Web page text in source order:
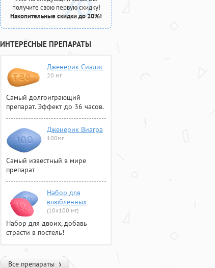
получите свою первую скидку!
Накопительные скидки до 20%!
ИНТЕРЕСНЫЕ ПРЕПАРАТЫ
Дженерик Сиалис
20 мг
Самый долгоиграющий
препарат. Эффект до 36 часов.
Дженерик Виагра
100мг
Самый известный в мире
препарат
Набор для
влюбленных
(10х100 мг)
Набор для двоих, добавь
страсти в постель!
Все препараты